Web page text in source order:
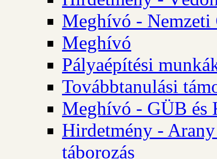
Meghívó - Nemzeti
Meghívó
Pályaépítési
Továbbtanulási
Meghívó - GÜB és
Hirdetmény - Arany
táborozás